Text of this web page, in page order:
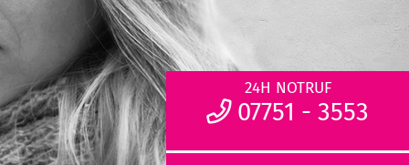
24H NOTRUF
07751 - 3553